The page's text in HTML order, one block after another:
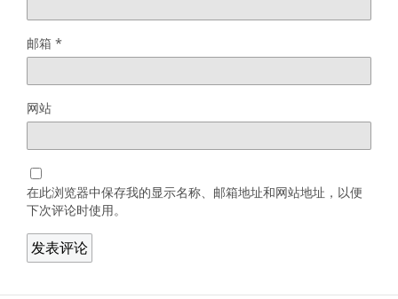
邮箱 *
网站
在此浏览器中保存我的显示名称、邮箱地址和网站地址，以便
下次评论时使用。